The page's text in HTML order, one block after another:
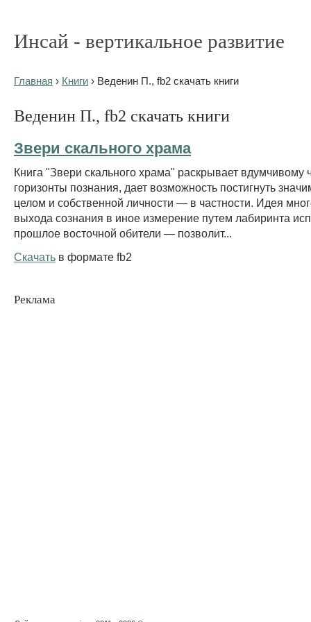
Инсай - вертикальное развитие
Главная › Книги › Веденин П., fb2 скачать книги
Веденин П., fb2 скачать книги
Звери скального храма
Книга "Звери скального храма" раскрывает вдумчивому
горизонты познания, дает возможность постигнуть
целом и собственной личности — в частности. Идея
выхода сознания в иное измерение путем лабиринта
прошлое восточной обители — позволит...
Скачать в формате fb2
Реклама